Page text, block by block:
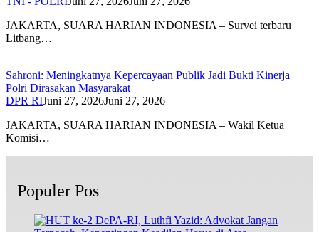
JAKARTA, SUARA HARIAN INDONESIA – Survei terbaru
Litbang…
Sahroni: Meningkatnya Kepercayaan Publik Jadi Bukti Kinerja
Polri Dirasakan Masyarakat
DPR RIJuni 27, 2026Juni 27, 2026
JAKARTA, SUARA HARIAN INDONESIA – Wakil Ketua
Komisi…
Populer Pos